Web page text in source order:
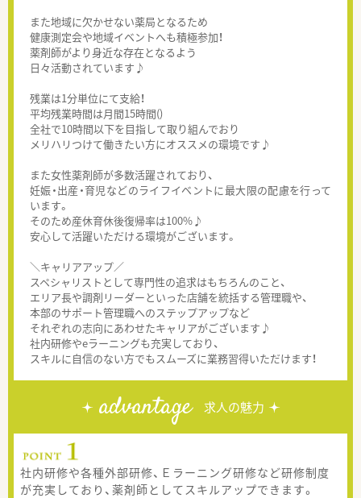
また地域に欠かせない薬局となるため
健康測定会や地域イベントへも積極参加！
薬剤師がより身近な存在となるよう
日々活動されています♪
残業は1分単位にて支給！
平均残業時間は月間15時間()
全社で10時間以下を目指して取り組んでおり
メリハリつけて働きたい方にオススメの環境です♪
また女性薬剤師が多数活躍されており、
妊娠・出産・育児などのライフイベントに最大限の配慮を行って
います。
そのため産休育休後復帰率は100%♪
安心して活躍いただける環境がございます。
＼キャリアアップ／
スペシャリストとして専門性の追求はもちろんのこと、
エリア長や調剤リーダーといった店舗を統括する管理職や、
本部のサポート管理職へのステップアップなど
それぞれの志向にあわせたキャリアがございます♪
社内研修やeラーニングも充実しており、
スキルに自信のない方でもスムーズに業務習得いただけます！
advantage 求人の魅力
社内研修や各種外部研修、Ｅラーニング研修など研修制度
が充実しており、薬剤師としてスキルアップできます。